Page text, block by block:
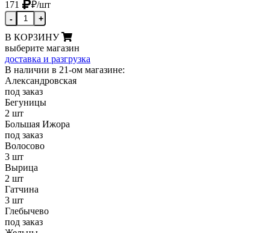
171
₽/шт
- +
В КОРЗИНУ
выберите магазин
доставка и разгрузка
В наличии в 21-ом магазине:
Александровская
под заказ
Бегуницы
2 шт
Большая Ижора
под заказ
Волосово
3 шт
Вырица
2 шт
Гатчина
3 шт
Глебычево
под заказ